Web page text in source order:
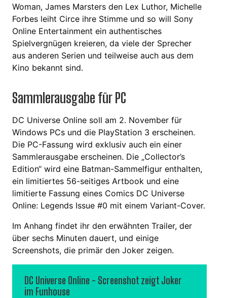
Woman, James Marsters den Lex Luthor, Michelle
Forbes leiht Circe ihre Stimme und so will Sony
Online Entertainment ein authentisches
Spielvergnügen kreieren, da viele der Sprecher
aus anderen Serien und teilweise auch aus dem
Kino bekannt sind.
Sammlerausgabe für PC
DC Universe Online soll am 2. November für
Windows PCs und die PlayStation 3 erscheinen.
Die PC-Fassung wird exklusiv auch ein einer
Sammlerausgabe erscheinen. Die „Collector’s
Edition“ wird eine Batman-Sammelfigur enthalten,
ein limitiertes 56-seitiges Artbook und eine
limitierte Fassung eines Comics DC Universe
Online: Legends Issue #0 mit einem Variant-Cover.
Im Anhang findet ihr den erwähnten Trailer, der
über sechs Minuten dauert, und einige
Screenshots, die primär den Joker zeigen.
DC Universe Online - Screenshot zeigt Joker
im Funhouse